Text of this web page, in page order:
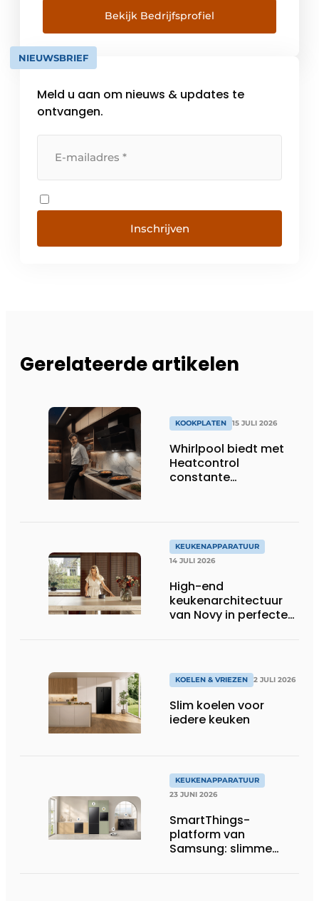
hoogwaardig materiaal, met gladde
afwerking en functioneel design. Zo spelen
we in op jouw kookgemak,
schoonmaakgemak en -plezier. Het is onze
Bekijk Bedrijfsprofiel
NIEUWSBRIEF
Meld u aan om nieuws & updates te
ontvangen.
Inschrijven
Gerelateerde artikelen
KOOKPLATEN 15 JULI 2026
Whirlpool biedt met
Heatcontrol
constante
KEUKENAPPARATUUR
14 JULI 2026
High-end
keukenarchitectuur
van Novy in perfecte
KOELEN & VRIEZEN 2 JULI 2026
Slim koelen voor
iedere keuken
KEUKENAPPARATUUR
23 JUNI 2026
SmartThings-
platform van
Samsung: slimme